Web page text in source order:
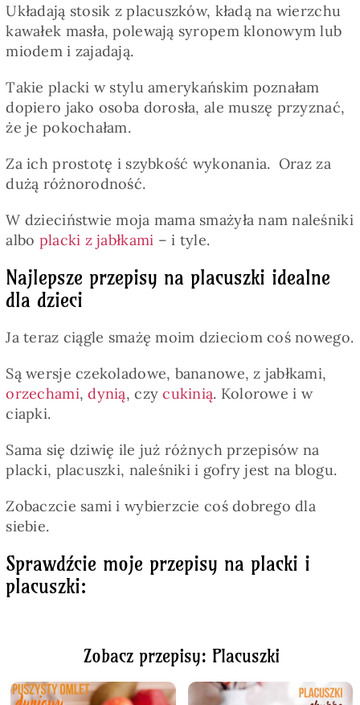
Układają stosik z placuszków, kładą na wierzchu
kawałek masła, polewają syropem klonowym lub
miodem i zajadają.
Takie placki w stylu amerykańskim poznałam
dopiero jako osoba dorosła, ale muszę przyznać,
że je pokochałam.
Za ich prostotę i szybkość wykonania. Oraz za
dużą różnorodność.
W dzieciństwie moja mama smażyła nam naleśniki
albo placki z jabłkami – i tyle.
Najlepsze przepisy na placuszki idealne
dla dzieci
Ja teraz ciągle smażę moim dzieciom coś nowego.
Są wersje czekoladowe, bananowe, z jabłkami,
orzechami,dynią, czycukinią. Kolorowe i w
ciapki.
Sama się dziwię ile już różnych przepisów na
placki, placuszki, naleśniki i gofry jest na blogu.
Zobaczcie sami i wybierzcie coś dobrego dla
siebie.
Sprawdźcie moje przepisy na placki i
placuszki:
Zobacz przepisy: Placuszki